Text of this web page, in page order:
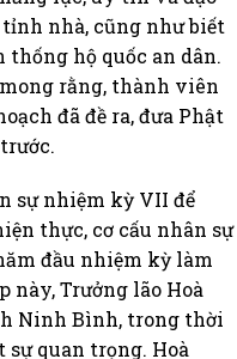
nhà, cũng như biết
hộ quốc an dân.
rằng, thành viên
đã đề ra, đưa Phật
sự nhiệm kỳ VII để
thực, cơ cấu nhân sự
đầu nhiệm kỳ làm
này, Trưởng lão Hoà
Ninh Bình, trong thời
sự quan trọng. Hoà